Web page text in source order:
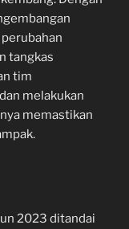
tangkas
tim
melakukan
memastikan
2023 ditandai